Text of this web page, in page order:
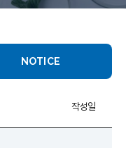
NOTICE
작성일